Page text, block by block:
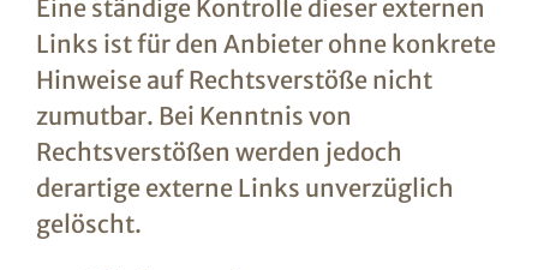
Eine ständige Kontrolle dieser externen
Links ist für den Anbieter ohne konkrete
Hinweise auf Rechtsverstöße nicht
zumutbar. Bei Kenntnis von
Rechtsverstößen werden jedoch
derartige externe Links unverzüglich
gelöscht.